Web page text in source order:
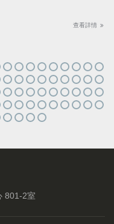
查看詳情
801-2室